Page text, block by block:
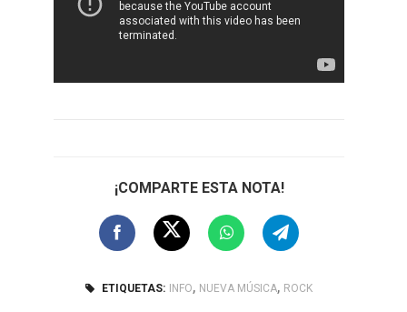
¡COMPARTE ESTA NOTA!
ETIQUETAS: INFO, NUEVA MÚSICA, ROCK